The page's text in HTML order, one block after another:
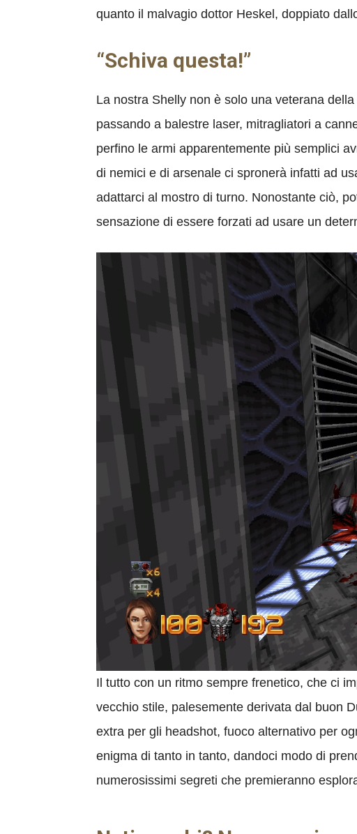
quanto il malvagio dottor Heskel, doppiato
“Schiva questa!”
La nostra Shelly non è solo una veterana
passando a balestre laser, mitragliatori a
perfino le armi apparentemente più semplici
di nemici e di arsenale ci spronerà infatti ad
adattarci al mostro di turno. Nonostante ciò,
sensazione di essere forzati ad usare un
Il tutto con un ritmo sempre frenetico, che ci
vecchio stile, palesemente derivata dal buon
extra per gli headshot, fuoco alternativo per
enigma di tanto in tanto, dandoci modo di
numerosissimi segreti che premieranno